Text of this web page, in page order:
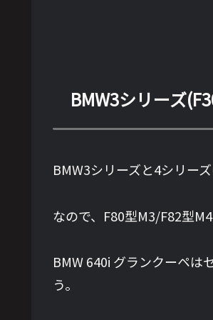
BMW3シリーズ
BMW3シリーズと4シリー
なので、F80型M3/F82型
BMW 640i グランクーペは
う。